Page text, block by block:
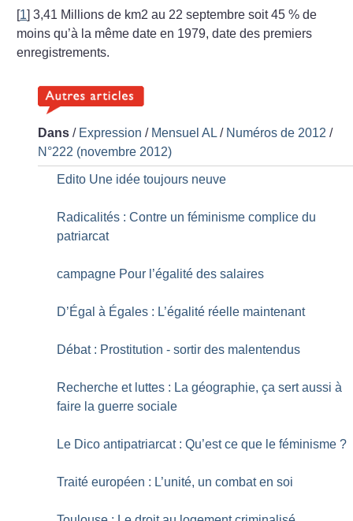
[1]3,41 Millions de km2 au 22 septembre soit 45 % de
moins qu’à la même date en 1979, date des premiers
enregistrements.
Dans / Expression / Mensuel AL / Numéros de 2012 /
N°222 (novembre 2012)
Edito Une idée toujours neuve
Radicalités : Contre un féminisme complice du
patriarcat
campagne Pour l’égalité des salaires
D’Égal à Égales : L’égalité réelle maintenant
Débat : Prostitution - sortir des malentendus
Recherche et luttes : La géographie, ça sert aussi à
faire la guerre sociale
Le Dico antipatriarcat : Qu’est ce que le féminisme ?
Traité européen : L’unité, un combat en soi